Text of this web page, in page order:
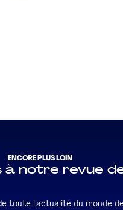
ENCORE PLUS LOIN
à notre revue
toute l'actualité du monde